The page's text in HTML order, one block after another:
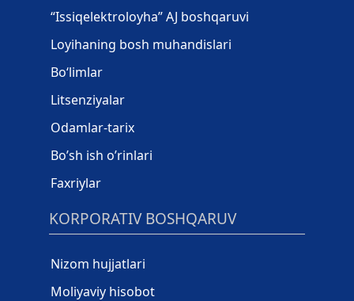
“Issiqelektroloyha” AJ boshqaruvi
Loyihaning bosh muhandislari
Bo‘limlar
Litsenziyalar
Odamlar-tarix
Bo’sh ish o’rinlari
Faxriylar
KORPORATIV BOSHQARUV
Nizom hujjatlari
Moliyaviy hisobot